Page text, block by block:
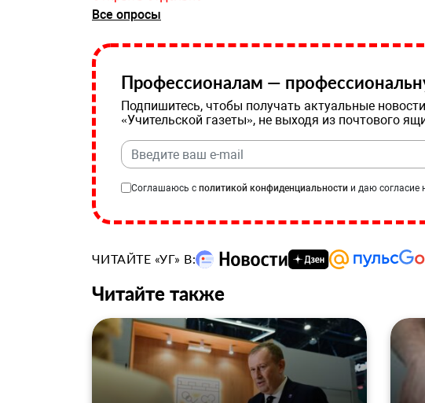
Все опросы
Профессионалам —
Подпишитесь, чтобы получать актуальные
«Учительской газеты», не выходя из почтового
Соглашаюсь с политикой конфиденциальности и даю согласие
ЧИТАЙТЕ «УГ» В:
Читайте также